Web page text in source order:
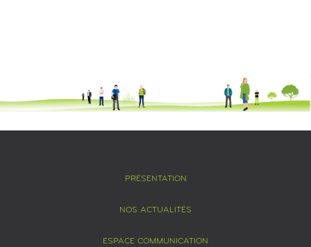
PRÉSENTATION
NOS ACTUALITÉS
ESPACE COMMUNICATION